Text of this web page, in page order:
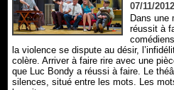
07/11/2012
Dans une
réussit à
la violence se dispute au désir,
colère. Arriver à faire rire avec une
que Luc Bondy a réussi à faire. Le
silences, situé entre les mots. Les